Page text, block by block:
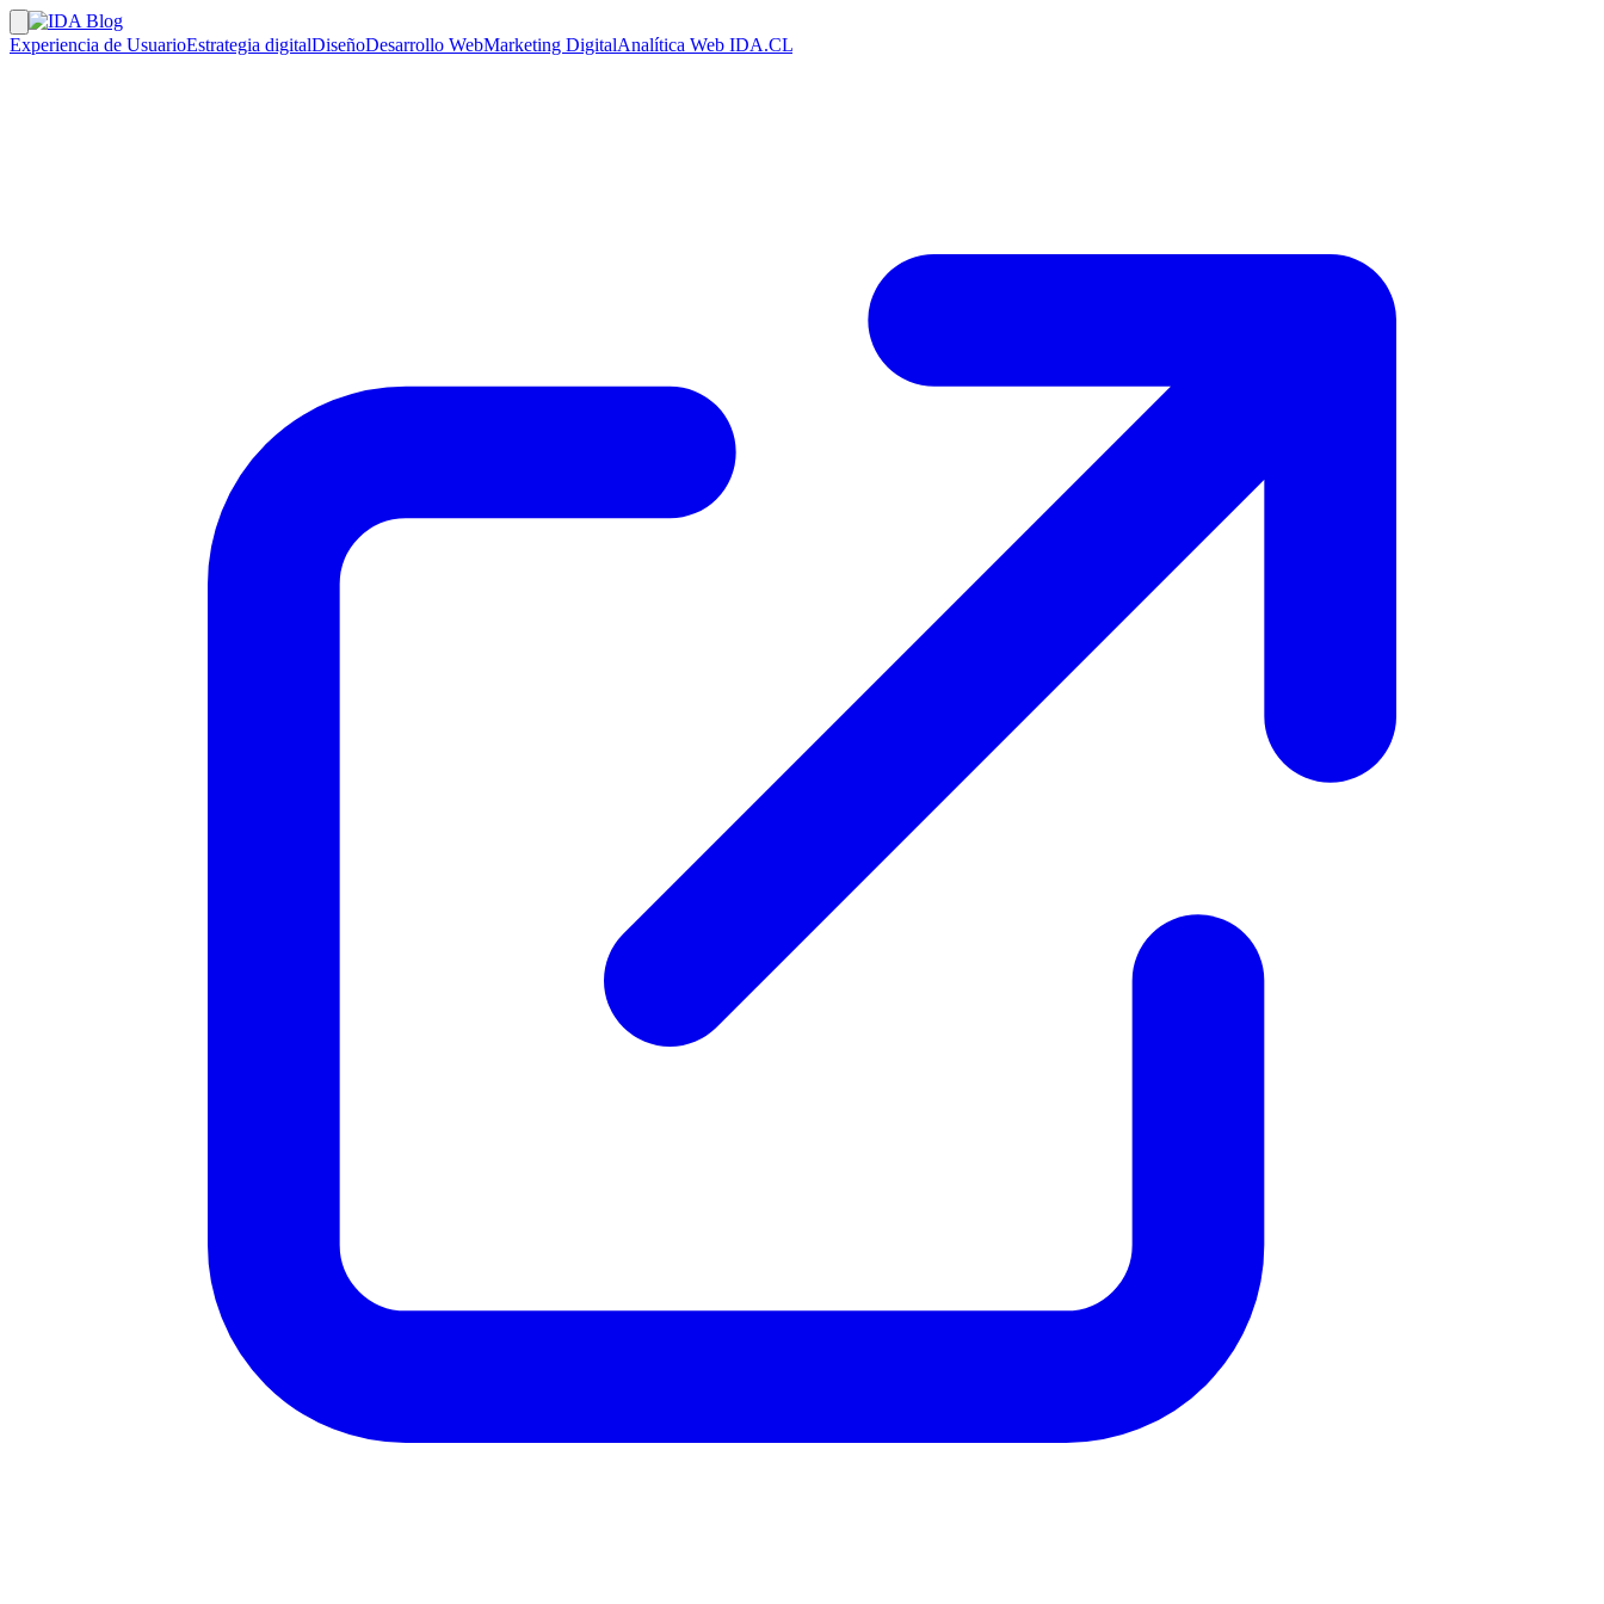
Experiencia de UsuarioEstrategia digitalDiseñoDesarrollo WebMarketing DigitalAnalítica Web IDA.CL